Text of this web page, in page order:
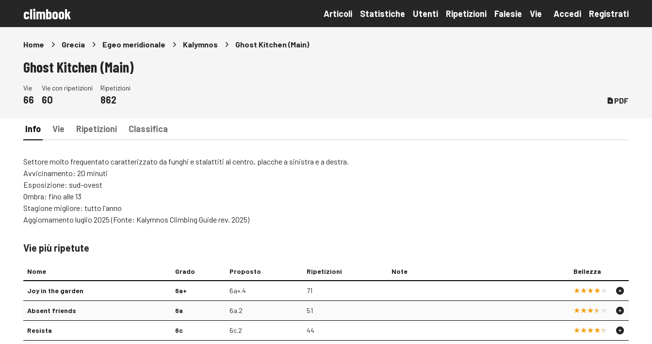
climbook Articoli Statistiche Utenti Ripetizioni Falesie Vie Accedi Registrati
Home Grecia Egeo meridionale Kalymnos Ghost Kitchen (Main)
Ghost Kitchen (Main)
Vie
66
Vie con ripetizioni
60
Ripetizioni
862 PDF
Info Vie Ripetizioni Classifica
Settore molto frequentato caratterizzato da funghi e stalattiti al centro, placche a sinistra e a destra.
Avvicinamento: 20 minuti
Esposizione: sud-ovest
Ombra: fino alle 13
Stagione migliore: tutto l'anno
Aggiornamento luglio 2025 (Fonte: Kalymnos Climbing Guide rev. 2025)
Vie più ripetute
Nome Grado Proposto Ripetizioni Note Bellezza
Joy in the garden 6a+ 6a+.4 71
Absent friends 6a 6a.2 51
Resista 6c 6c.2 44